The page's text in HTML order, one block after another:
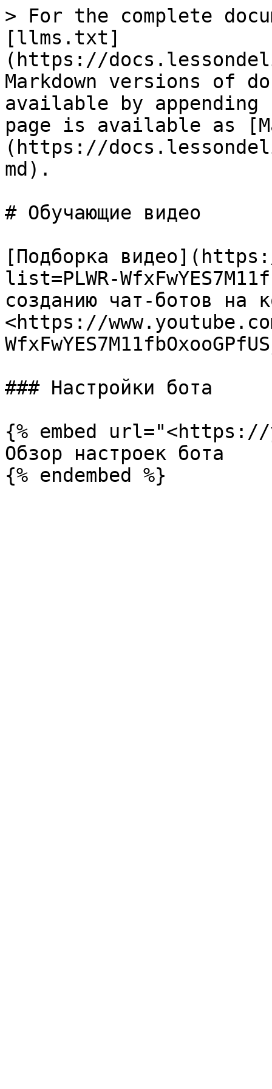
> For the complete
[llms.txt]
(https://
Markdown versions of
available by
page is available as
(https://
md).
# Обучающие видео
[Подборка
list=PLWR-
созданию чат-ботов на
<https://
### Настройки бота
{% embed
Обзор настроек бота